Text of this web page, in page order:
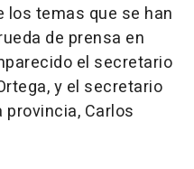
los temas que se han
de prensa en
el secretario
y el secretario
Carlos